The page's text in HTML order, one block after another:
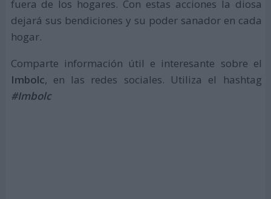
fuera de los hogares. Con estas acciones la diosa
dejará sus bendiciones y su poder sanador en cada
hogar.
Comparte información útil e interesante sobre el
Imbolc, en las redes sociales. Utiliza el hashtag
#Imbolc